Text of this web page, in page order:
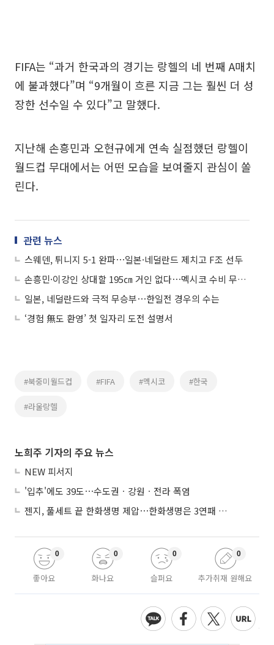
FIFA는 “과거 한국과의 경기는 랑헬의 네 번째 A매치
에 불과했다”며 “9개월이 흐른 지금 그는 훨씬 더 성
장한 선수일 수 있다”고 말했다.
지난해 손흥민과 오현규에게 연속 실점했던 랑헬이
월드컵 무대에서는 어떤 모습을 보여줄지 관심이 쏠
린다.
관련 뉴스
스웨덴, 튀니지 5-1 완파⋯일본·네덜란드 제치고 F조 선두
손흥민·이강인 상대할 195㎝ 거인 없다⋯멕시코 수비 무슨 일?
일본, 네덜란드와 극적 무승부⋯한일전 경우의 수는
‘경험 無도 환영’ 첫 일자리 도전 설명서
#북중미월드컵 #FIFA #멕시코 #한국
#라울랑헬
노희주 기자의 주요 뉴스
NEW 피서지
'입추'에도 39도⋯수도권ㆍ강원ㆍ전라 폭염
젠지, 풀세트 끝 한화생명 제압⋯한화생명은 3연패 수렁
좋아요
0
화나요
0
슬퍼요
0
추가취재 원해요
0